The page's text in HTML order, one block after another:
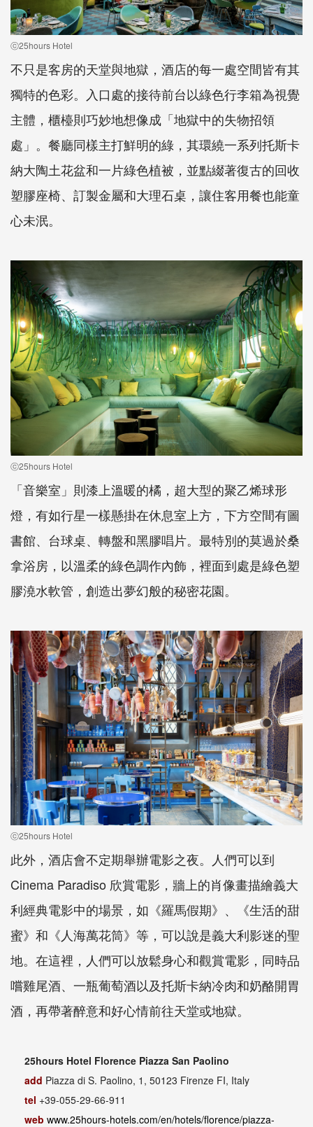
ⓒ25hours Hotel
不只是客房的天堂與地獄，酒店的每一處空間皆有其
獨特的色彩。入口處的接待前台以綠色行李箱為視覺
主體，櫃檯則巧妙地想像成「地獄中的失物招領
處」。餐廳同樣主打鮮明的綠，其環繞一系列托斯卡
納大陶土花盆和一片綠色植被，並點綴著復古的回收
塑膠座椅、訂製金屬和大理石桌，讓住客用餐也能童
心未泯。
ⓒ25hours Hotel
「音樂室」則漆上溫暖的橘，超大型的聚乙烯球形
燈，有如行星一樣懸掛在休息室上方，下方空間有圖
書館、台球桌、轉盤和黑膠唱片。最特別的莫過於桑
拿浴房，以溫柔的綠色調作內飾，裡面到處是綠色塑
膠澆水軟管，創造出夢幻般的秘密花園。
ⓒ25hours Hotel
此外，酒店會不定期舉辦電影之夜。人們可以到
Cinema Paradiso 欣賞電影，牆上的肖像畫描繪義大
利經典電影中的場景，如《羅馬假期》、《生活的甜
蜜》和《人海萬花筒》等，可以說是義大利影迷的聖
地。在這裡，人們可以放鬆身心和觀賞電影，同時品
嚐雞尾酒、一瓶葡萄酒以及托斯卡納冷肉和奶酪開胃
酒，再帶著醉意和好心情前往天堂或地獄。
25hours Hotel Florence Piazza San Paolino
add Piazza di S. Paolino, 1, 50123 Firenze FI, Italy
tel +39-055-29-66-911
web www.25hours-hotels.com/en/hotels/florence/piazza-